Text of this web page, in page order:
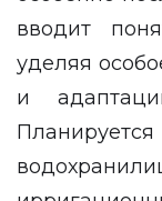
вводит
уделяя
и